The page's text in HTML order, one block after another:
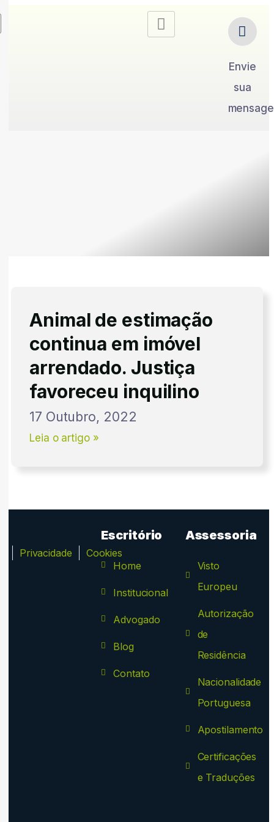
Envie
sua
Animal de estimação
continua em imóvel
arrendado. Justiça
favoreceu inquilino
17 Outubro, 2022
Leia o artigo »
Privacidade Cookies
Escritório
Home
Institucional
Advogado
Blog
Contato
Assessoria
Visto
Europeu
Autorização
de
Residência
Nacionalidade
Portuguesa
Apostilamento
Certificações
e Traduções